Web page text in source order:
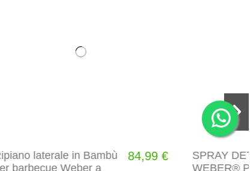
11,99 €
Aggiungi al carrello